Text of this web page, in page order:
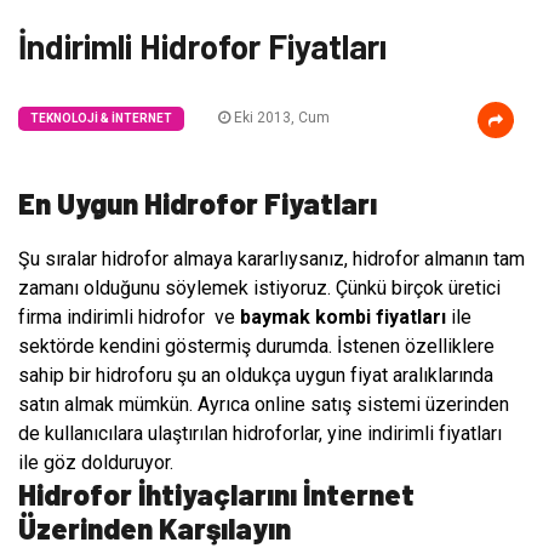
İndirimli Hidrofor Fiyatları
TEKNOLOJI & İNTERNET Eki 2013, Cum
En Uygun Hidrofor Fiyatları
Şu sıralar hidrofor almaya kararlıysanız, hidrofor almanın tam
zamanı olduğunu söylemek istiyoruz. Çünkü birçok üretici
firma indirimli hidrofor ve baymak kombi fiyatları ile
sektörde kendini göstermiş durumda. İstenen özelliklere
sahip bir hidroforu şu an oldukça uygun fiyat aralıklarında
satın almak mümkün. Ayrıca online satış sistemi üzerinden
de kullanıcılara ulaştırılan hidroforlar, yine indirimli fiyatları
ile göz dolduruyor.
Hidrofor İhtiyaçlarını İnternet
Üzerinden Karşılayın